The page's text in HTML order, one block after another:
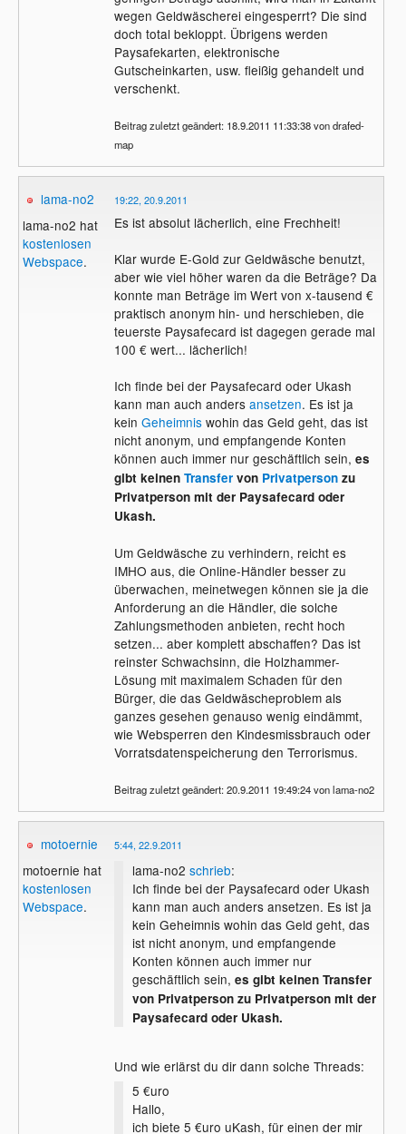
wegen Geldwäscherei eingesperrt? Die sind
doch total bekloppt. Übrigens werden
Paysafekarten, elektronische
Gutscheinkarten, usw. fleißig gehandelt und
verschenkt.
Beitrag zuletzt geändert: 18.9.2011 11:33:38 von drafed-
map
lama-no2
lama-no2 hat
kostenlosen
Webspace.
19:22, 20.9.2011
Es ist absolut lächerlich, eine Frechheit!
Klar wurde E-Gold zur Geldwäsche benutzt,
aber wie viel höher waren da die Beträge? Da
konnte man Beträge im Wert von x-tausend €
praktisch anonym hin- und herschieben, die
teuerste Paysafecard ist dagegen gerade mal
100 € wert... lächerlich!
Ich finde bei der Paysafecard oder Ukash
kann man auch anders ansetzen. Es ist ja
kein Geheimniswohin das Geld geht, das ist
nicht anonym, und empfangende Konten
können auch immer nur geschäftlich sein, es
gibt keinen Transfervon Privatpersonzu
Privatperson mit der Paysafecard oder
Ukash.
Um Geldwäsche zu verhindern, reicht es
IMHO aus, die Online-Händler besser zu
überwachen, meinetwegen können sie ja die
Anforderung an die Händler, die solche
Zahlungsmethoden anbieten, recht hoch
setzen... aber komplett abschaffen? Das ist
reinster Schwachsinn, die Holzhammer-
Lösung mit maximalem Schaden für den
Bürger, die das Geldwäscheproblem als
ganzes gesehen genauso wenig eindämmt,
wie Websperren den Kindesmissbrauch oder
Vorratsdatenspeicherung den Terrorismus.
Beitrag zuletzt geändert: 20.9.2011 19:49:24 von lama-no2
motoernie
motoernie hat
kostenlosen
Webspace.
5:44, 22.9.2011
lama-no2 schrieb:
Ich finde bei der Paysafecard oder Ukash
kann man auch anders ansetzen. Es ist ja
kein Geheimnis wohin das Geld geht, das
ist nicht anonym, und empfangende
Konten können auch immer nur
geschäftlich sein, es gibt keinen Transfer
von Privatperson zu Privatperson mit der
Paysafecard oder Ukash.
Und wie erlärst du dir dann solche Threads:
5 €uro
Hallo,
ich biete 5 €uro uKash, für einen der mir